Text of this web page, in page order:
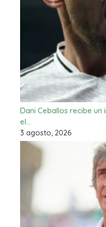
Dani Ceballos recibe
el…
3 agosto, 2026